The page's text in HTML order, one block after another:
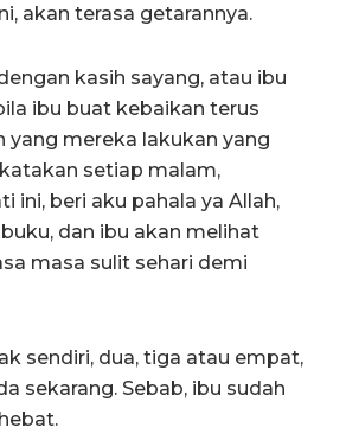
akan terasa getarannya.
kasih sayang, atau ibu
ibu buat kebaikan terus
yang mereka lakukan yang
setiap malam,
ini, beri aku pahala ya Allah,
dan ibu akan melihat
masa sulit sehari demi
sendiri, dua, tiga atau empat,
sekarang. Sebab, ibu sudah